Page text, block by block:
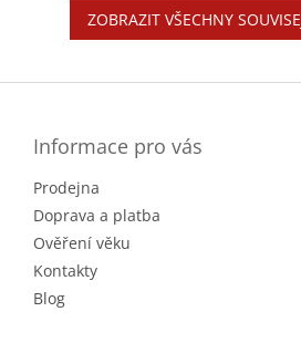
ZOBRAZIT VŠECHNY
Informace pro vás
Prodejna
Doprava a platba
Ověření věku
Kontakty
Blog